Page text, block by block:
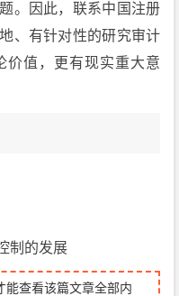
。因此，联系中国注册
、有针对性的研究审计
价值，更有现实重大意
制的发展
能查看该篇文章全部内